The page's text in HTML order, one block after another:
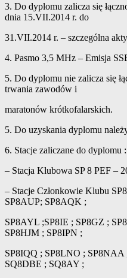
3. Do dyplomu zalicza się
dnia 15.VII.2014 r. do
31.VII.2014 r. – szczególna
4. Pasmo 3,5 MHz – Emisja
5. Do dyplomu nie zalicza się
trwania zawodów i
maratonów krótkofalarskich.
5. Do uzyskania dyplomu
6. Stacje zaliczane do dyplomu :
– Stacja Klubowa SP 8 PEF –
– Stacje Członkowie Klubu
SP8AUP; SP8AQK ;
SP8AYL ;SP8IE ; SP8GZ ;
SP8HJM ; SP8IPN ;
SP8IQQ ; SP8LNO ; SP8NAA
SQ8DBE ; SQ8AY ;